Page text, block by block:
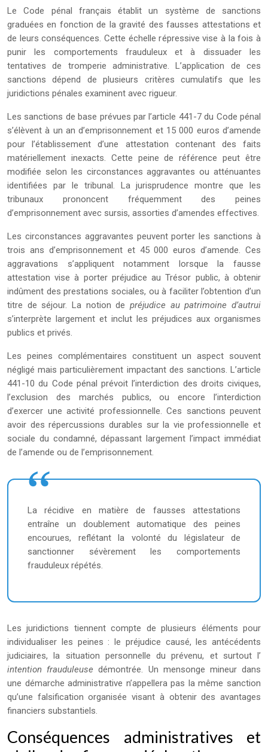
Le Code pénal français établit un système de sanctions
graduées en fonction de la gravité des fausses attestations et
de leurs conséquences. Cette échelle répressive vise à la fois à
punir les comportements frauduleux et à dissuader les
tentatives de tromperie administrative. L’application de ces
sanctions dépend de plusieurs critères cumulatifs que les
juridictions pénales examinent avec rigueur.
Les sanctions de base prévues par l’article 441-7 du Code pénal
s’élèvent à un an d’emprisonnement et 15 000 euros d’amende
pour l’établissement d’une attestation contenant des faits
matériellement inexacts. Cette peine de référence peut être
modifiée selon les circonstances aggravantes ou atténuantes
identifiées par le tribunal. La jurisprudence montre que les
tribunaux prononcent fréquemment des peines
d’emprisonnement avec sursis, assorties d’amendes effectives.
Les circonstances aggravantes peuvent porter les sanctions à
trois ans d’emprisonnement et 45 000 euros d’amende. Ces
aggravations s’appliquent notamment lorsque la fausse
attestation vise à porter préjudice au Trésor public, à obtenir
indûment des prestations sociales, ou à faciliter l’obtention d’un
titre de séjour. La notion de préjudice au patrimoine d’autrui
s’interprète largement et inclut les préjudices aux organismes
publics et privés.
Les peines complémentaires constituent un aspect souvent
négligé mais particulièrement impactant des sanctions. L’article
441-10 du Code pénal prévoit l’interdiction des droits civiques,
l’exclusion des marchés publics, ou encore l’interdiction
d’exercer une activité professionnelle. Ces sanctions peuvent
avoir des répercussions durables sur la vie professionnelle et
sociale du condamné, dépassant largement l’impact immédiat
de l’amende ou de l’emprisonnement.
La récidive en matière de fausses attestations
entraîne un doublement automatique des peines
encourues, reflétant la volonté du législateur de
sanctionner sévèrement les comportements
frauduleux répétés.
Les juridictions tiennent compte de plusieurs éléments pour
individualiser les peines : le préjudice causé, les antécédents
judiciaires, la situation personnelle du prévenu, et surtout l’
intention frauduleusedémontrée. Un mensonge mineur dans
une démarche administrative n’appellera pas la même sanction
qu’une falsification organisée visant à obtenir des avantages
financiers substantiels.
Conséquences administratives et